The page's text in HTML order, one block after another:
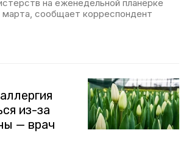
на еженедельной планёрке
марта, сообщает корреспондент
из-за
— врач